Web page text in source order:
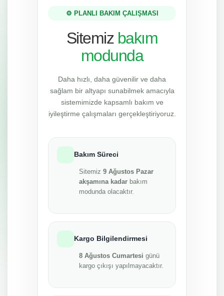
⚙️ PLANLI BAKIM ÇALIŞMASI
Sitemiz bakım
modunda
Daha hızlı, daha güvenilir ve daha
sağlam bir altyapı sunabilmek amacıyla
sistemimizde kapsamlı bakım ve
iyileştirme çalışmaları gerçekleştiriyoruz.
Bakım Süreci
Sitemiz 9 Ağustos Pazar
akşamına kadar bakım
modunda olacaktır.
Kargo Bilgilendirmesi
8 Ağustos Cumartesi günü
kargo çıkışı yapılmayacaktır.